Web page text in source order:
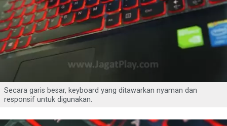
Secara garis besar, keyboard yang ditawarkan nyaman dan
responsif untuk digunakan.